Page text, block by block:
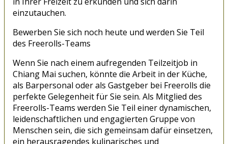
einzutauchen.
Bewerben Sie sich noch heute und werden Sie Teil
des Freerolls-Teams
Wenn Sie nach einem aufregenden Teilzeitjob in
Chiang Mai suchen, könnte die Arbeit in der Küche,
als Barpersonal oder als Gastgeber bei Freerolls die
perfekte Gelegenheit für Sie sein. Als Mitglied des
Freerolls-Teams werden Sie Teil einer dynamischen,
leidenschaftlichen und engagierten Gruppe von
Menschen sein, die sich gemeinsam dafür einsetzen,
ein herausragendes kulinarisches und